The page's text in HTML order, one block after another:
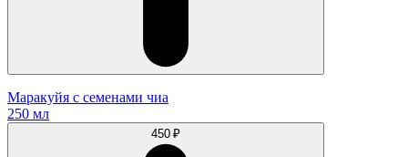
Маракуйя с семенами чиа
250 мл
450 ₽